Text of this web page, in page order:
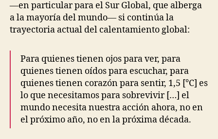
—en particular para el Sur Global, que alberga
a la mayoría del mundo— si continúa la
trayectoria actual del calentamiento global:
Para quienes tienen ojos para ver, para
quienes tienen oídos para escuchar, para
quienes tienen corazón para sentir, 1,5 [°C] es
lo que necesitamos para sobrevivir […] el
mundo necesita nuestra acción ahora, no en
el próximo año, no en la próxima década.